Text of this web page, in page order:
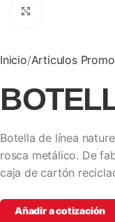
Inicio Articulos
Botella de línea
rosca metálico. De
caja de cartón
Añadir a cotización